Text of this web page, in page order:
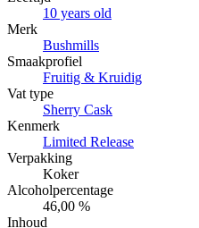
10 years old
Merk
Bushmills
Smaakprofiel
Fruitig & Kruidig
Vat type
Sherry Cask
Kenmerk
Limited Release
Verpakking
Koker
Alcoholpercentage
46,00 %
Inhoud